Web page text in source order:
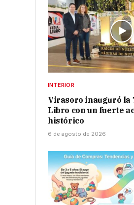
INTERIOR
Virasoro inauguró la
Libro con un fuerte
histórico
6 de agosto de 2026